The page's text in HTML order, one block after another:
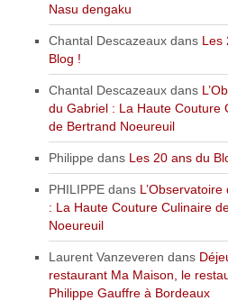
Nasu dengaku
Chantal Descazeaux dans Les
Blog !
Chantal Descazeaux dans
du Gabriel : La Haute Couture
de Bertrand Noeureuil
Philippe dans Les 20 ans du
PHILIPPE dans
: La Haute Couture Culinaire
Noeureuil
Laurent Vanzeveren dans
restaurant Ma Maison, le
Philippe Gauffre à Bordeaux